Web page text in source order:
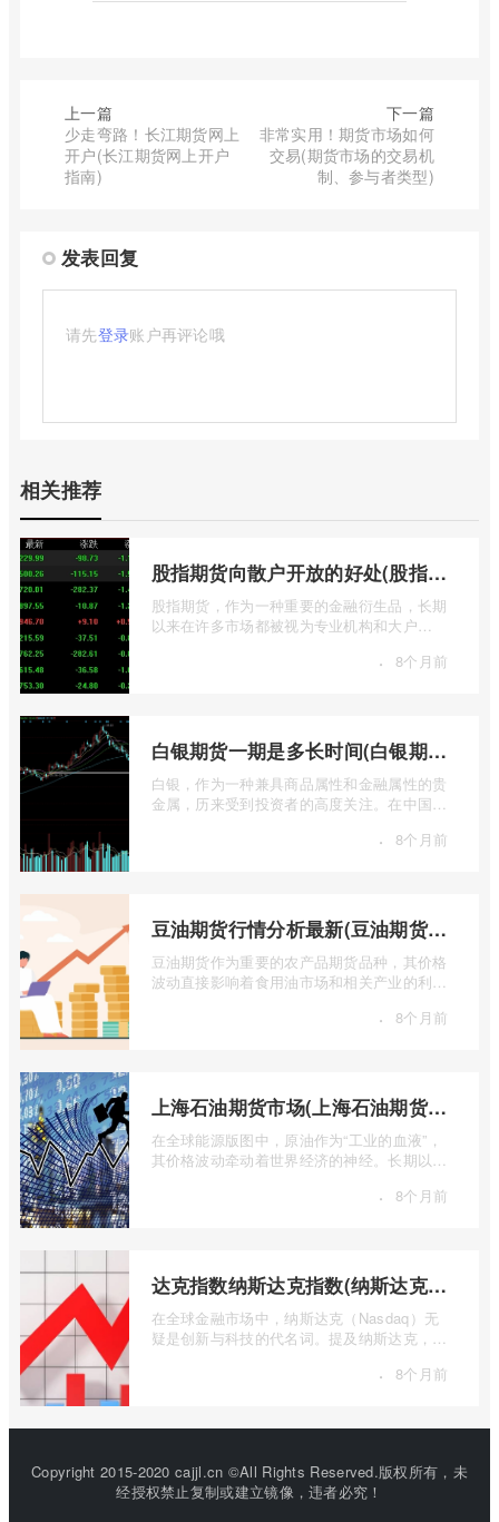
上一篇
少走弯路！长江期货网上
开户(长江期货网上开户
指南)
下一篇
非常实用！期货市场如何
交易(期货市场的交易机
制、参与者类型)
发表回复
请先登录账户再评论哦
相关推荐
股指期货向散户开放的好处(股指期货对利空信息更加敏感吗)
股指期货，作为一种重要的金融衍生品，长期
以来在许多市场都被视为专业机构和大户
· 8个月前
白银期货一期是多长时间(白银期货涨幅一天最高多少)
白银，作为一种兼具商品属性和金融属性的贵
金属，历来受到投资者的高度关注。在中国市
· 8个月前
豆油期货行情分析最新(豆油期货行情实时行情)
豆油期货作为重要的农产品期货品种，其价格
波动直接影响着食用油市场和相关产业的利
· 8个月前
上海石油期货市场(上海石油期货市场行情)
在全球能源版图中，原油作为“工业的血液”，
其价格波动牵动着世界经济的神经。长期以
· 8个月前
达克指数纳斯达克指数(纳斯达克指数与纳斯达克100的区别)
在全球金融市场中，纳斯达克（Nasdaq）无
疑是创新与科技的代名词。提及纳斯达克，人
· 8个月前
Copyright 2015-2020 cajjl.cn ©All Rights Reserved.版权所有，未
经授权禁止复制或建立镜像，违者必究！